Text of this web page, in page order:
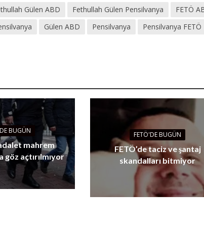
Gülen ABD Fethullah Gülen Pensilvanya
FETÖ
Gülen ABD Pensilvanya
Pensilvanya FETÖ
BUGÜN
mahrem
göz açtırılmıyor
FETÖ'DE BUGÜN
FETÖ’de taciz ve şantaj
skandalları bitmiyor